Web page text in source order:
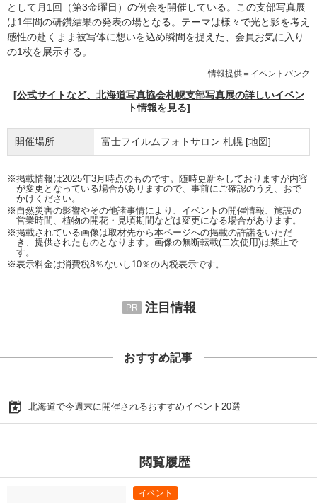
として月1回（第3金曜日）の例会を開催している。この支部写真展
は1年間の研鑽結果の発表の場となる。テーマは様々で光と影を考え
感性の赴くまま被写体に想いを込め瞬間を捉えた、会員お気に入り
の1枚を展示する。
情報提供＝イベントバンク
[公式サイトなど、北海道写真協会札幌支部写真展の詳しいイベン
ト情報を見る]
開催場所 富士フイルムフォトサロン 札幌 [地図]
※掲載情報は2025年3月時点のものです。随時更新をしておりますが内容
が変更となっている場合がありますので、事前にご確認のうえ、おで
かけください。
※自然災害の影響やその他諸事情により、イベントの開催情報、施設の
営業時間、植物の開花・見頃期間などは変更になる場合があります。
※掲載されている画像は取材先から本ページへの掲載の許諾をいただ
き、提供されたものとなります。画像の無断転載(二次使用)は禁止で
す。
※表示料金は消費税8％ないし10％の内税表示です。
注目情報
おすすめ記事
北海道で今週末に開催されるおすすめイベント20選
閲覧履歴